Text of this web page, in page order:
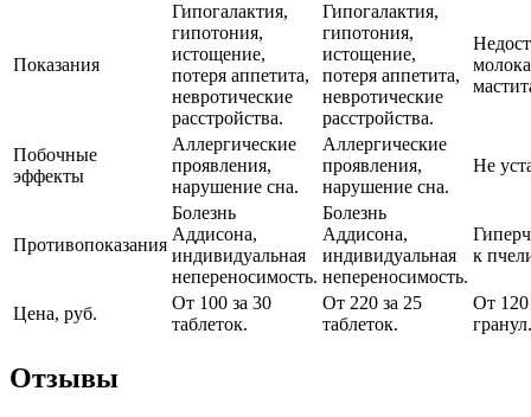
Показания
Гипогалактия,
гипотония,
истощение,
потеря аппетита,
невротические
расстройства.
Гипогалактия,
гипотония,
истощение,
потеря аппетита,
невротические
расстройства.
Побочные
эффекты
Аллергические
проявления,
нарушение сна.
Аллергические
проявления,
нарушение сна.
Не
Противопоказания
Болезнь
Аддисона,
индивидуальная
непереносимость.
Болезнь
Аддисона,
индивидуальная
непереносимость.
к
Цена, руб.
От 100 за 30
таблеток.
От 220 за 25
таблеток.
От 120
гранул.
Отзывы